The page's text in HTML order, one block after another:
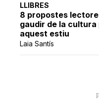
LLIBRES
8 propostes
gaudir de la cultura
aquest estiu
Laia Santís